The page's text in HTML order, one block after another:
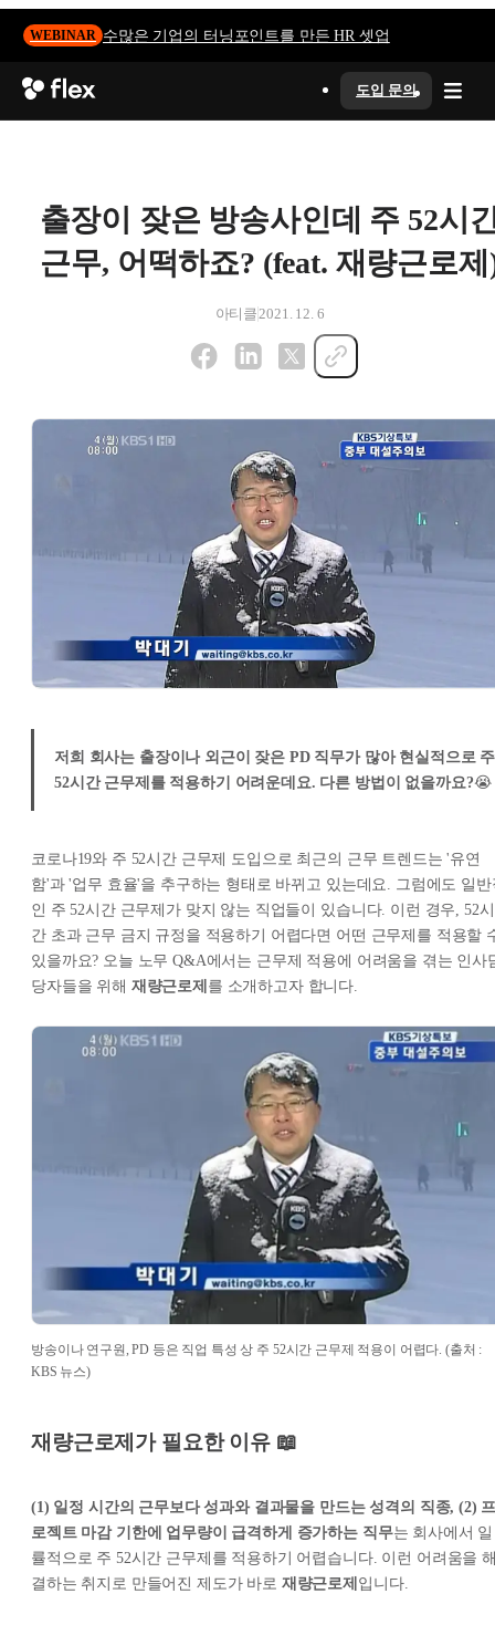
WEBINAR 수많은 기업의 터닝포인트를 만든 HR 셋업
도입 문의
출장이 잦은 방송사인데 주 52시
근무, 어떡하죠? (feat. 재량근로
아티클 2021. 12. 6
저희 회사는 출장이나 외근이 잦은 PD 직무가 많아 현실적으로 주
52시간 근무제를 적용하기 어려운데요. 다른 방법이 없을까요?😭
코로나19와 주 52시간 근무제 도입으로 최근의 근무 트렌드는 '유연
함'과 '업무 효율'을 추구하는 형태로 바뀌고 있는데요. 그럼에도 일반
인 주 52시간 근무제가 맞지 않는 직업들이 있습니다. 이런 경우, 52시
간 초과 근무 금지 규정을 적용하기 어렵다면 어떤 근무제를 적용할
있을까요? 오늘 노무 Q&A에서는 근무제 적용에 어려움을 겪는 인사
당자들을 위해 재량근로제 를 소개하고자 합니다.
방송이나 연구원, PD 등은 직업 특성 상 주 52시간 근무제 적용이 어렵다. (출처 :
KBS 뉴스)
재량근로제가 필요한 이유 📖
(1) 일정 시간의 근무보다 성과와 결과물을 만드는 성격의 직종, (2)
로젝트 마감 기한에 업무량이 급격하게 증가하는 직무는 회사에서 일
률적으로 주 52시간 근무제를 적용하기 어렵습니다. 이런 어려움을
결하는 취지로 만들어진 제도가 바로 재량근로제 입니다.